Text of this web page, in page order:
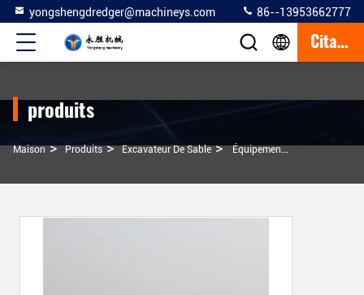
yongshengdredger@machineys.com 86--13953662777
Citation
produits
Maison > Produits > Excavateur De Sable > Équipement De Dragage De Sable À Longue Distance Avec Type De Puissance Diesel Et Longueur De Spud De 20 M